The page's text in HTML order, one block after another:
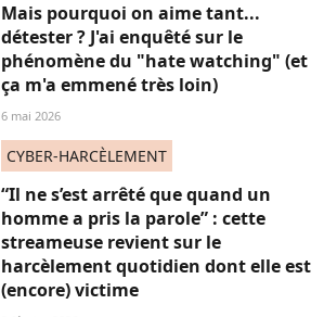
Mais pourquoi on aime tant...
détester ? J'ai enquêté sur le
phénomène du "hate watching" (et
ça m'a emmené très loin)
6 mai 2026
CYBER-HARCÈLEMENT
“Il ne s’est arrêté que quand un
homme a pris la parole” : cette
streameuse revient sur le
harcèlement quotidien dont elle est
(encore) victime